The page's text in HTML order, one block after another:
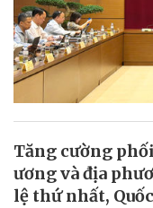
Tăng cường
ương và địa
lệ thứ nhất,